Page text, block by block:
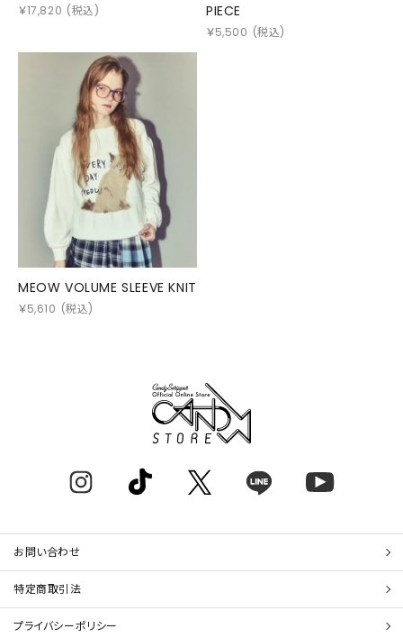
￥17,820 (税込)
PIECE
￥5,500 (税込)
MEOW VOLUME SLEEVE KNIT
￥5,610 (税込)
お問い合わせ
特定商取引法
プライバシーポリシー